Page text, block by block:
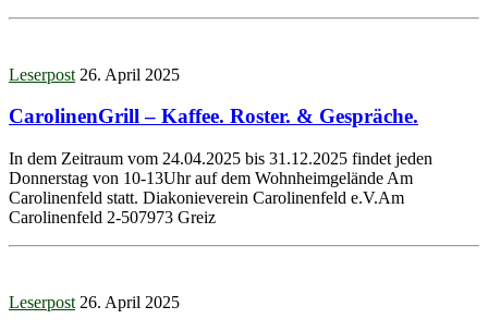
Leserpost 26. April 2025
CarolinenGrill – Kaffee. Roster. & Gespräche.
In dem Zeitraum vom 24.04.2025 bis 31.12.2025 findet jeden
Donnerstag von 10-13Uhr auf dem Wohnheimgelände Am
Carolinenfeld statt. Diakonieverein Carolinenfeld e.V.Am
Carolinenfeld 2-507973 Greiz
Leserpost 26. April 2025